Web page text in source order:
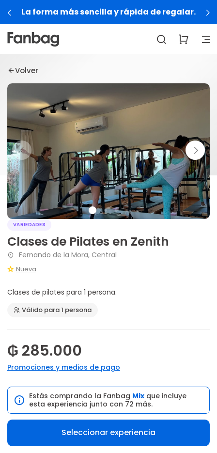
La forma más sencilla y rápida de regalar.
Volver
VARIEDADES
Clases de Pilates en Zenith
Fernando de la Mora, Central
Nueva
Clases de pilates para 1 persona.
Válido para 1 persona
₲ 285.000
Promociones y medios de pago
Estás comprando la Fanbag Mix que incluye
esta experiencia junto con 72 más.
Seleccionar experiencia